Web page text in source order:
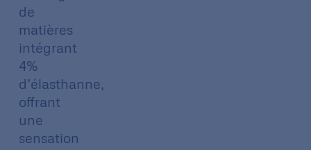
de
matières
intégrant
4%
d’élasthanne,
offrant
une
sensation